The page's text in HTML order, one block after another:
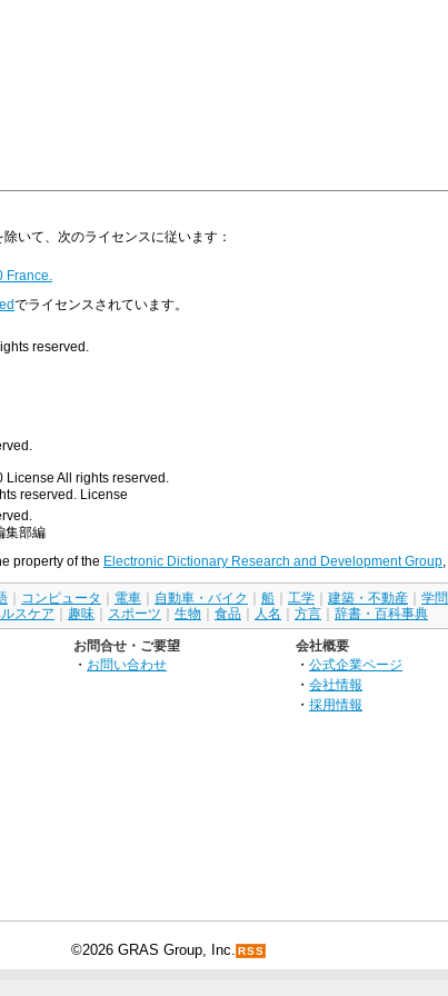
いて、次のライセンスに従います：
でライセンスされています。
reserved.
License All rights reserved.
reserved. License
集部編
property of the Electronic Dictionary Research and Development Group
コンピュータ 電車 自動車・バイク 船 工学 建築・不動産
学問
スケア 趣味 スポーツ 生物 食品 人名 方言 辞書・百科事典
お問合せ・ご要望
・ お問い合わせ
会社概要
・ 公式企業ページ
・ 会社情報
・ 採用情報
©2026 GRAS Group, Inc. RSS